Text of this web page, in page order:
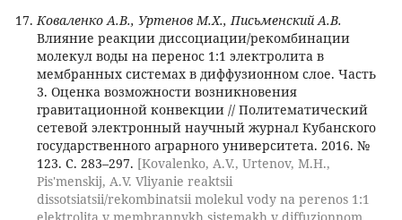
Коваленко А.В., Уртенов М.Х., Письменский А.В.
Влияние реакции диссоциации/рекомбинации
молекул воды на перенос 1:1 электролита в
мембранных системах в диффузионном слое. Часть
3. Оценка возможности возникновения
гравитационной конвекции // Политематический
сетевой электронный научный журнал Кубанского
государственного аграрного университета. 2016. №
123. С. 283–297. [Kovalenko, A.V., Urtenov, M.H.,
Pis'menskij, A.V. Vliyanie reaktsii
dissotsiatsii/rekombinatsii molekul vody na perenos 1:1